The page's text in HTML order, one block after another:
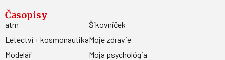
Časopisy
atm
Letectví + kosmonautika
Modelář
Šikovníček
Moje zdravie
Moja psychológia